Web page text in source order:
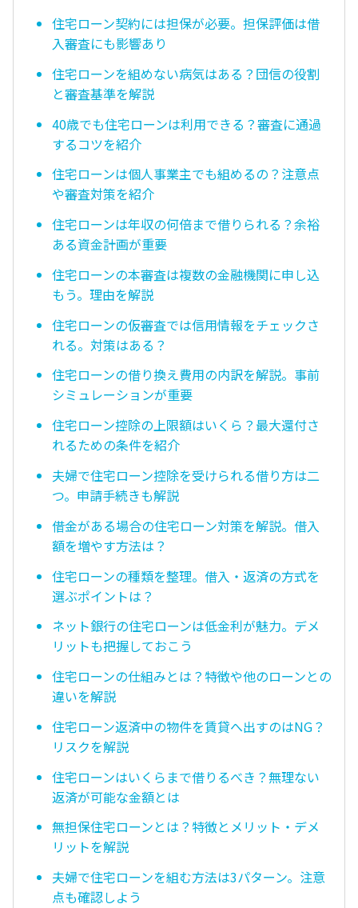
住宅ローン契約には担保が必要。担保評価は借
入審査にも影響あり
住宅ローンを組めない病気はある？団信の役割
と審査基準を解説
40歳でも住宅ローンは利用できる？審査に通過
するコツを紹介
住宅ローンは個人事業主でも組めるの？注意点
や審査対策を紹介
住宅ローンは年収の何倍まで借りられる？余裕
ある資金計画が重要
住宅ローンの本審査は複数の金融機関に申し込
もう。理由を解説
住宅ローンの仮審査では信用情報をチェックさ
れる。対策はある？
住宅ローンの借り換え費用の内訳を解説。事前
シミュレーションが重要
住宅ローン控除の上限額はいくら？最大還付さ
れるための条件を紹介
夫婦で住宅ローン控除を受けられる借り方は二
つ。申請手続きも解説
借金がある場合の住宅ローン対策を解説。借入
額を増やす方法は？
住宅ローンの種類を整理。借入・返済の方式を
選ぶポイントは？
ネット銀行の住宅ローンは低金利が魅力。デメ
リットも把握しておこう
住宅ローンの仕組みとは？特徴や他のローンとの
違いを解説
住宅ローン返済中の物件を賃貸へ出すのはNG？
リスクを解説
住宅ローンはいくらまで借りるべき？無理ない
返済が可能な金額とは
無担保住宅ローンとは？特徴とメリット・デメ
リットを解説
夫婦で住宅ローンを組む方法は3パターン。注意
点も確認しよう